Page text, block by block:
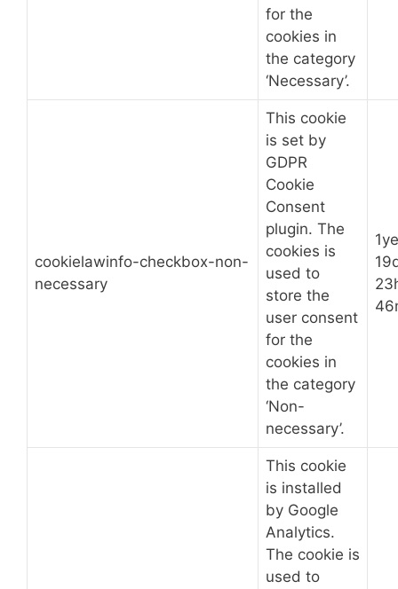
for the
cookies in
the category
‘Necessary’.
cookielawinfo-checkbox-non-
necessary
This cookie
is set by
GDPR
Cookie
Consent
plugin. The
cookies is
used to
store the
user consent
for the
cookies in
the category
‘Non-
necessary’.
This cookie
is installed
by Google
Analytics.
The cookie is
used to